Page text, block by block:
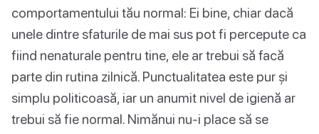
comportamentului tău normal: Ei bine, chiar dacă
unele dintre sfaturile de mai sus pot fi percepute ca
fiind nenaturale pentru tine, ele ar trebui să facă
parte din rutina zilnică. Punctualitatea este pur și
simplu politicoasă, iar un anumit nivel de igienă ar
trebui să fie normal. Nimănui nu-i place să se